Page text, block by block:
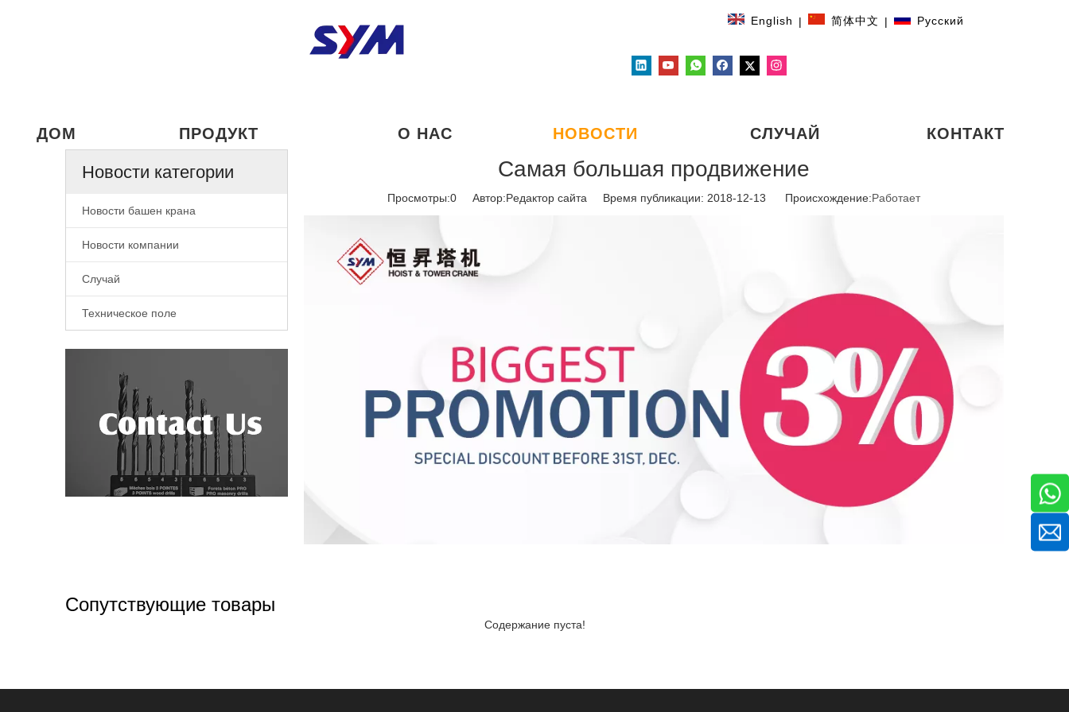
English | 简体中文 | Pусский
ДОМ ПРОДУКТ О НАС НОВОСТИ СЛУЧАЙ КОНТАКТ
Новости категории
Новости башен крана
Новости компании
Случай
Техническое поле
Самая большая продвижение
Просмотры:0 Автор:Pедактор сайта Время публикации: 2018-12-13 Происхождение:Работает
Сопутствующие товары
Содержание пуста!